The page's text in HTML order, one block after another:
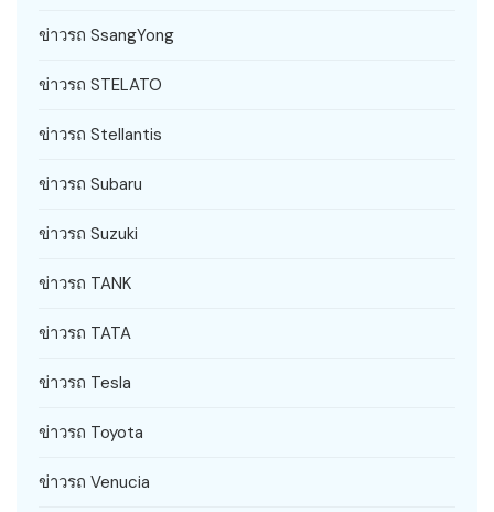
ข่าวรถ SsangYong
ข่าวรถ STELATO
ข่าวรถ Stellantis
ข่าวรถ Subaru
ข่าวรถ Suzuki
ข่าวรถ TANK
ข่าวรถ TATA
ข่าวรถ Tesla
ข่าวรถ Toyota
ข่าวรถ Venucia